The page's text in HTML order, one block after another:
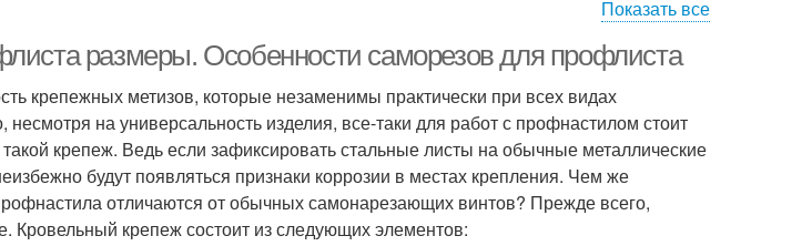
Показать все
размеры. Особенности саморезов для профлиста
крепежных метизов, которые незаменимы практически при всех видах
несмотря на универсальность изделия, все-таки для работ с профнастилом стоит
крепеж. Ведь если зафиксировать стальные листы на обычные металлические
будут появляться признаки коррозии в местах крепления. Чем же
отличаются от обычных самонарезающих винтов? Прежде всего,
Кровельный крепеж состоит из следующих элементов: